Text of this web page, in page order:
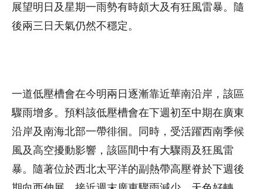
展望明日及星期一雨勢有時頗大及有狂風雷暴。隨
後兩三日天氣仍然不穩定。
一道低壓槽會在今明兩日逐漸靠近華南沿岸，該區
驟雨增多。預料該低壓槽會在下週初至中期在廣東
沿岸及南海北部一帶徘徊。同時，受活躍西南季候
風及高空擾動影響，該區間中有大驟雨及狂風雷
暴。隨著位於西北太平洋的副熱帶高壓脊於下週後